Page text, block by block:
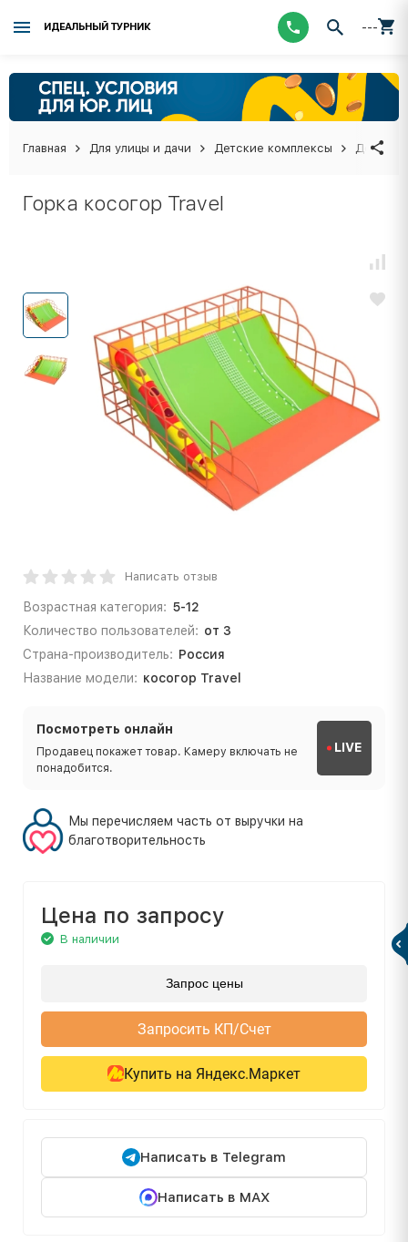
ИДЕАЛЬНЫЙ ТУРНИК ---
Главная Для улицы и дачи Детские комплексы
Горка косогор Travel
Написать отзыв
Возрастная категория: 5-12
Количество пользователей: от 3
Страна-производитель: Россия
Название модели: косогор Travel
Посмотреть онлайн
Продавец покажет товар. Камеру включать не
понадобится.
LIVE
Мы перечисляем часть от выручки на
благотворительность
Цена по запросу
В наличии
Запрос цены
Запросить КП/Счет
Купить на Яндекс.Маркет
Написать в Telegram
Написать в MAX